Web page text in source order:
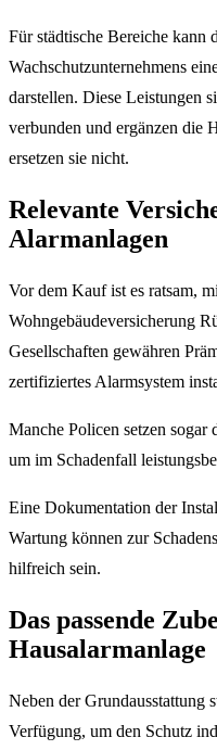
Für städtische Bereiche kann
Wachschutzunternehmens
darstellen. Diese Leistungen
verbunden und ergänzen die
ersetzen sie nicht.
Relevante
Alarmanlagen
Vor dem Kauf ist es ratsam,
Wohngebäudeversicherung
Gesellschaften gewähren
zertifiziertes Alarmsystem
Manche Policen setzen sogar
um im Schadenfall
Eine Dokumentation der
Wartung können zur
hilfreich sein.
Das passende
Hausalarmanlage
Neben der Grundausstattung
Verfügung, um den Schutz